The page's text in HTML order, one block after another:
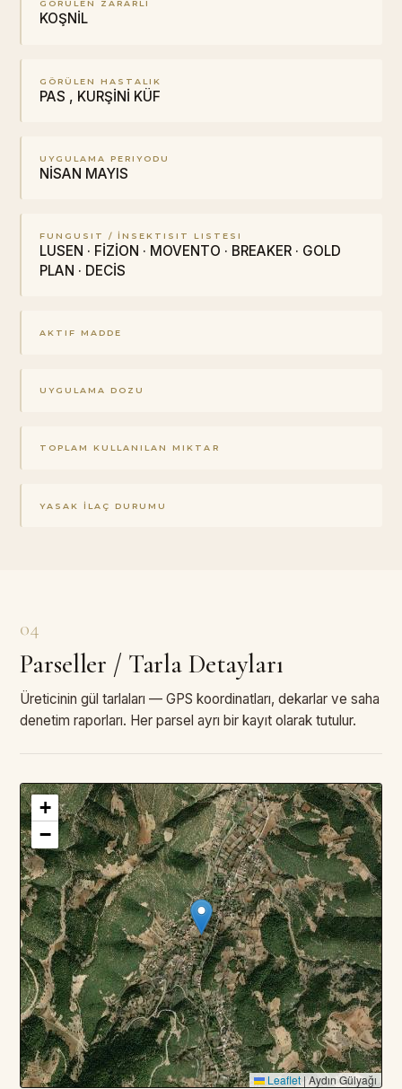
GÖRÜLEN ZARARLI
KOŞNİL
GÖRÜLEN HASTALIK
PAS , KURŞİNİ KÜF
UYGULAMA PERIYODU
NİSAN MAYIS
FUNGUSIT / İNSEKTISIT LISTESI
LUSEN · FİZİON · MOVENTO · BREAKER · GOLD
PLAN · DECİS
AKTIF MADDE
UYGULAMA DOZU
TOPLAM KULLANILAN MIKTAR
YASAK İLAÇ DURUMU
04
Parseller / Tarla Detayları
Üreticinin gül tarlaları — GPS koordinatları, dekarlar ve saha
denetim raporları. Her parsel ayrı bir kayıt olarak tutulur.
3 PARSEL · TOPLAM—DA
+
−
Leaflet|Aydın Gülyağı